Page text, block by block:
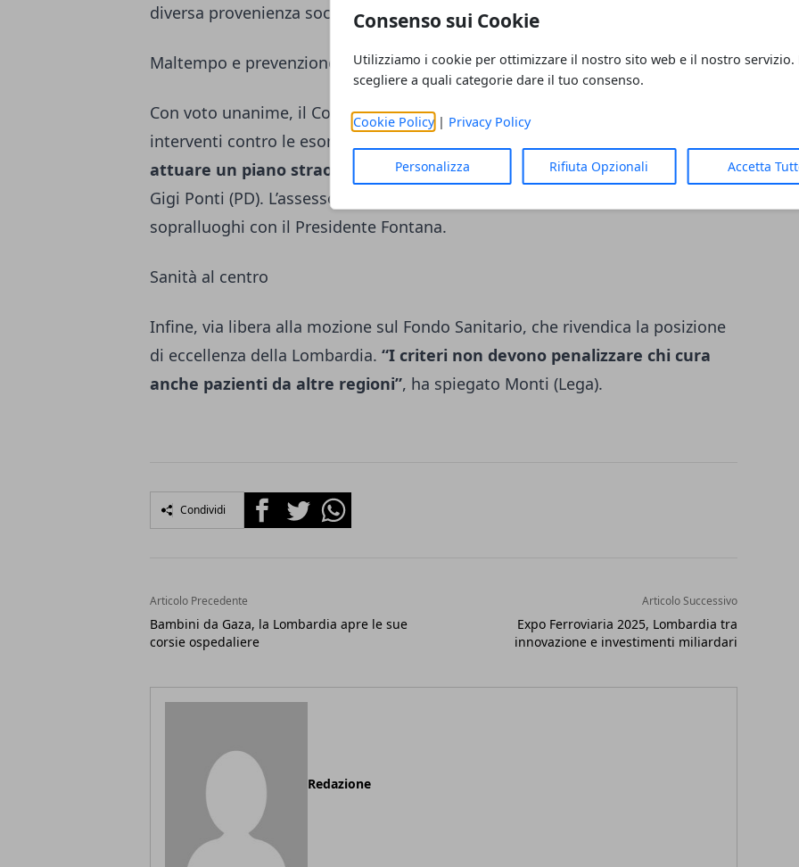
Consenso sui Cookie
Utilizziamo i cookie per ottimizzare il nostro sito web e il nostro servizio.
scegliere a quali categorie dare il tuo consenso.
Cookie Policy| Privacy Policy
Personalizza Rifiuta Opzionali Accetta
diversa provenienza sociale.
Maltempo e prevenzione
Con voto unanime, il Consiglio ha approvato una mozione per finanziare
interventi contro le esondazioni del Seveso, Tarò e Certesa.
attuare un piano straordinario di prevenzione idrogeologica”, ha ribadito
Gigi Ponti (PD). L’assessore Comazzi ha ricordato i 14 milioni già stanziati e i
sopralluoghi con il Presidente Fontana.
Sanità al centro
Infine, via libera alla mozione sul Fondo Sanitario, che rivendica la posizione
di eccellenza della Lombardia. “I criteri non devono penalizzare chi cura
anche pazienti da altre regioni”, ha spiegato Monti (Lega).
Condividi FacebookTwitterWhatsapp
Articolo Precedente
Bambini da Gaza, la Lombardia apre le sue
corsie ospedaliere
Articolo Successivo
Expo Ferroviaria 2025, Lombardia tra
innovazione e investimenti miliardari
Redazione